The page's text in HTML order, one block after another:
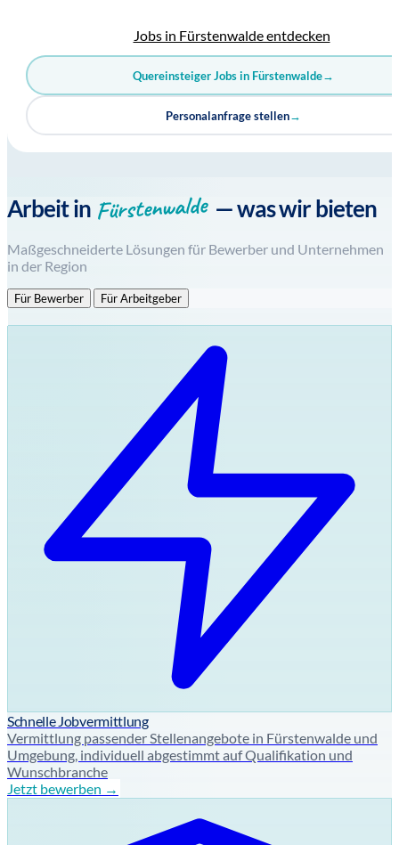
Jobs in Fürstenwalde entdecken
Quereinsteiger Jobs in Fürstenwalde→
Personalanfrage stellen→
Arbeit in Fürstenwalde — was wir bieten
Maßgeschneiderte Lösungen für Bewerber und Unternehmen
in der Region
Für Bewerber Für Arbeitgeber
Schnelle Jobvermittlung
Vermittlung passender Stellenangebote in Fürstenwalde und
Umgebung, individuell abgestimmt auf Qualifikation und
Wunschbranche
Jetzt bewerben →